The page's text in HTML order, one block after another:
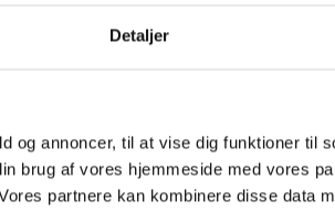
Detaljer
og annoncer, til at vise dig funktioner til
brug af vores hjemmeside med vores
partnere kan kombinere disse data